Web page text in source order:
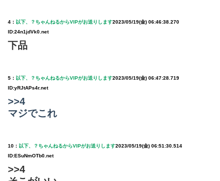
4： 以下、？ちゃんねるからVIPがお送りします2023/05/19(金) 06:46:38.270
ID:24n1jdVk0.net
下品
5： 以下、？ちゃんねるからVIPがお送りします2023/05/19(金) 06:47:28.719
ID:yRJtAPs4r.net
>>4
マジでこれ
10： 以下、？ちゃんねるからVIPがお送りします2023/05/19(金) 06:51:30.514
ID:ESuNmOTb0.net
>>4